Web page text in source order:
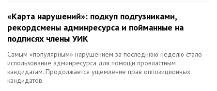
«Карта нарушений»: подкуп подгузниками,
рекордсмены админресурса и пойманные на
подписях члены УИК
Самым «популярным» нарушением за последнюю неделю стало
использование админресурса для помощи провластным
кандидатам. Продолжается ущемление прав оппозиционных
кандидатов.